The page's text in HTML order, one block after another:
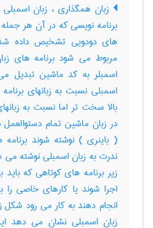
زبان همگذاری ، زبان
برنامه نویسی که در آن هر
های دودویی تشخیص داده
مربوط می شود برنامه های
اسمبلر به کد ماشین تبدیل می
اسمبلی نسبت به زبانهای
بالا سخت تر اما نسبت به
در زبان ماشین تمام
( باینری ) نوشته شوند برنامه
ندرت به زبان اسمبلی نوشته می
زیر برنامه های کوتاهی که
اجرا شوند یا کارهای خاصی را
انجام دهند به کار می رود شکل
زبان اسمبلی نشان می دهد